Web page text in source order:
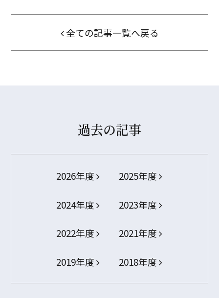
全ての記事一覧へ戻る
過去の記事
2026年度 2025年度
2024年度 2023年度
2022年度 2021年度
2019年度 2018年度